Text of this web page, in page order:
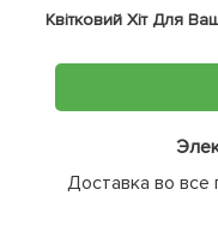
Квітковий Хіт Для
Доставка во все